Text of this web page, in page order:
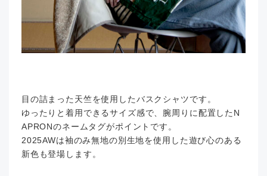
目の詰まった天竺を使用したバスクシャツです。
ゆったりと着用できるサイズ感で、腕周りに配置したN
APRONのネームタグがポイントです。
2025AWは袖のみ無地の別生地を使用した遊び心のある
新色も登場します。